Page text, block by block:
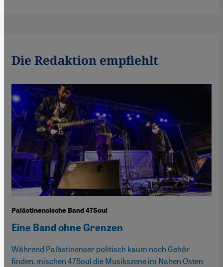
Die Redaktion empfiehlt
Palästinensische Band 47Soul
Eine Band ohne Grenzen
Während Palästinenser politisch kaum noch Gehör
finden, mischen 47Soul die Musikszene im Nahen Osten